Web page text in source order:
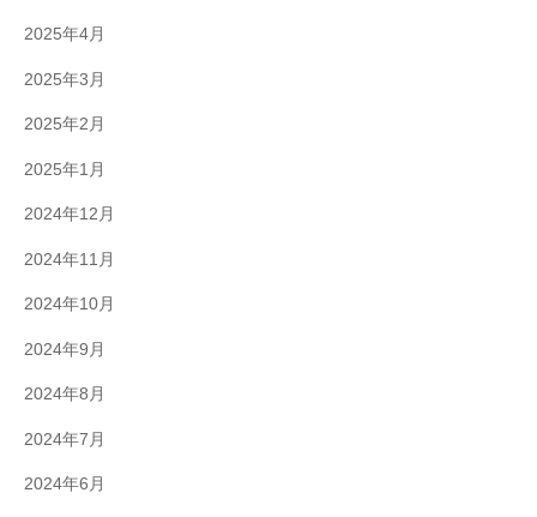
2025年4月
2025年3月
2025年2月
2025年1月
2024年12月
2024年11月
2024年10月
2024年9月
2024年8月
2024年7月
2024年6月